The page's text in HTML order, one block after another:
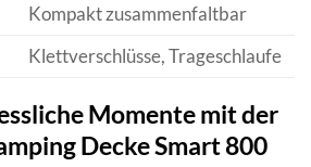
Kompakt zusammenfaltbar
Klettverschlüsse, Trageschlaufe
Momente mit der
Decke Smart 800